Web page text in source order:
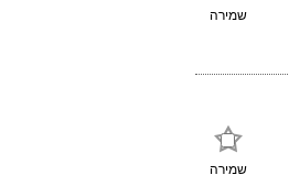
שמירה
שמירה